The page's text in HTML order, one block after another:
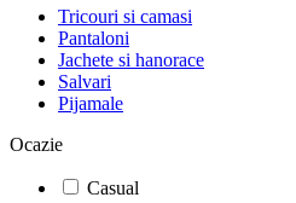
Tricouri si camasi
Pantaloni
Jachete si hanorace
Salvari
Pijamale
Ocazie
Casual